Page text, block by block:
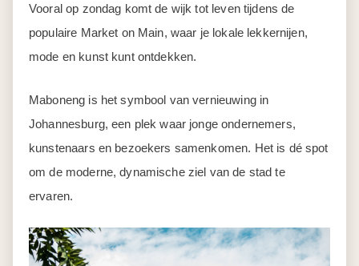
Vooral op zondag komt de wijk tot leven tijdens de
populaire Market on Main, waar je lokale lekkernijen,
mode en kunst kunt ontdekken.
Maboneng is het symbool van vernieuwing in
Johannesburg, een plek waar jonge ondernemers,
kunstenaars en bezoekers samenkomen. Het is dé spot
om de moderne, dynamische ziel van de stad te
ervaren.